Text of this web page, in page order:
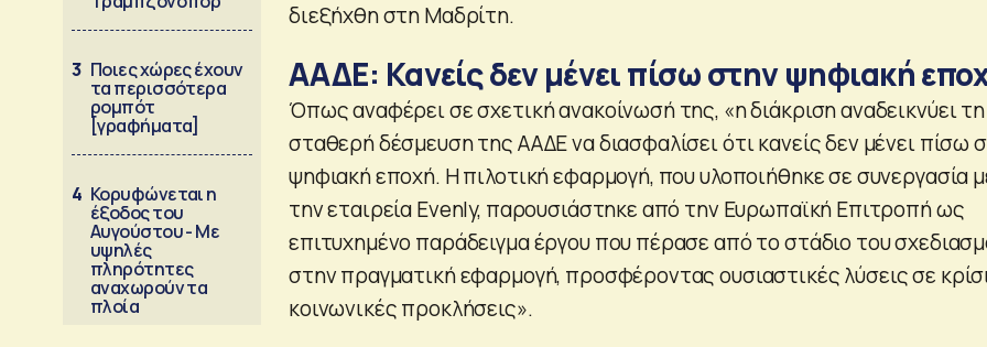
3 Ποιες χώρες έχουν
τα περισσότερα
ρομπότ
[γραφήματα]
4 Κορυφώνεται η
έξοδος του
Αυγούστου - Με
υψηλές
πληρότητες
αναχωρούν τα
πλοία
διεξήχθη στη Μαδρίτη.
ΑΑΔΕ: Κανείς δεν μένει πίσω στην ψηφιακή
Όπως αναφέρει σε σχετική ανακοίνωσή της, «η διάκριση αναδεικνύει τη
σταθερή δέσμευση της ΑΑΔΕ να διασφαλίσει ότι κανείς δεν μένει πίσω
ψηφιακή εποχή. Η πιλοτική εφαρμογή, που υλοποιήθηκε σε συνεργασία
την εταιρεία Evenly, παρουσιάστηκε από την Ευρωπαϊκή Επιτροπή ως
επιτυχημένο παράδειγμα έργου που πέρασε από το στάδιο του
στην πραγματική εφαρμογή, προσφέροντας ουσιαστικές λύσεις σε
κοινωνικές προκλήσεις».